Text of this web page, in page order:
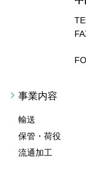
事業内容
輸送
保管・荷役
流通加工